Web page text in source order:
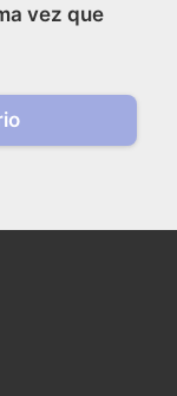
vez que